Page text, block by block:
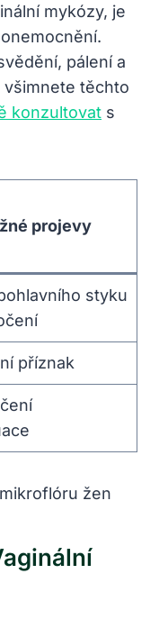
mykózy, je
pálení a
všimnete těchto
konzultovat s
projevy
styku
příznak